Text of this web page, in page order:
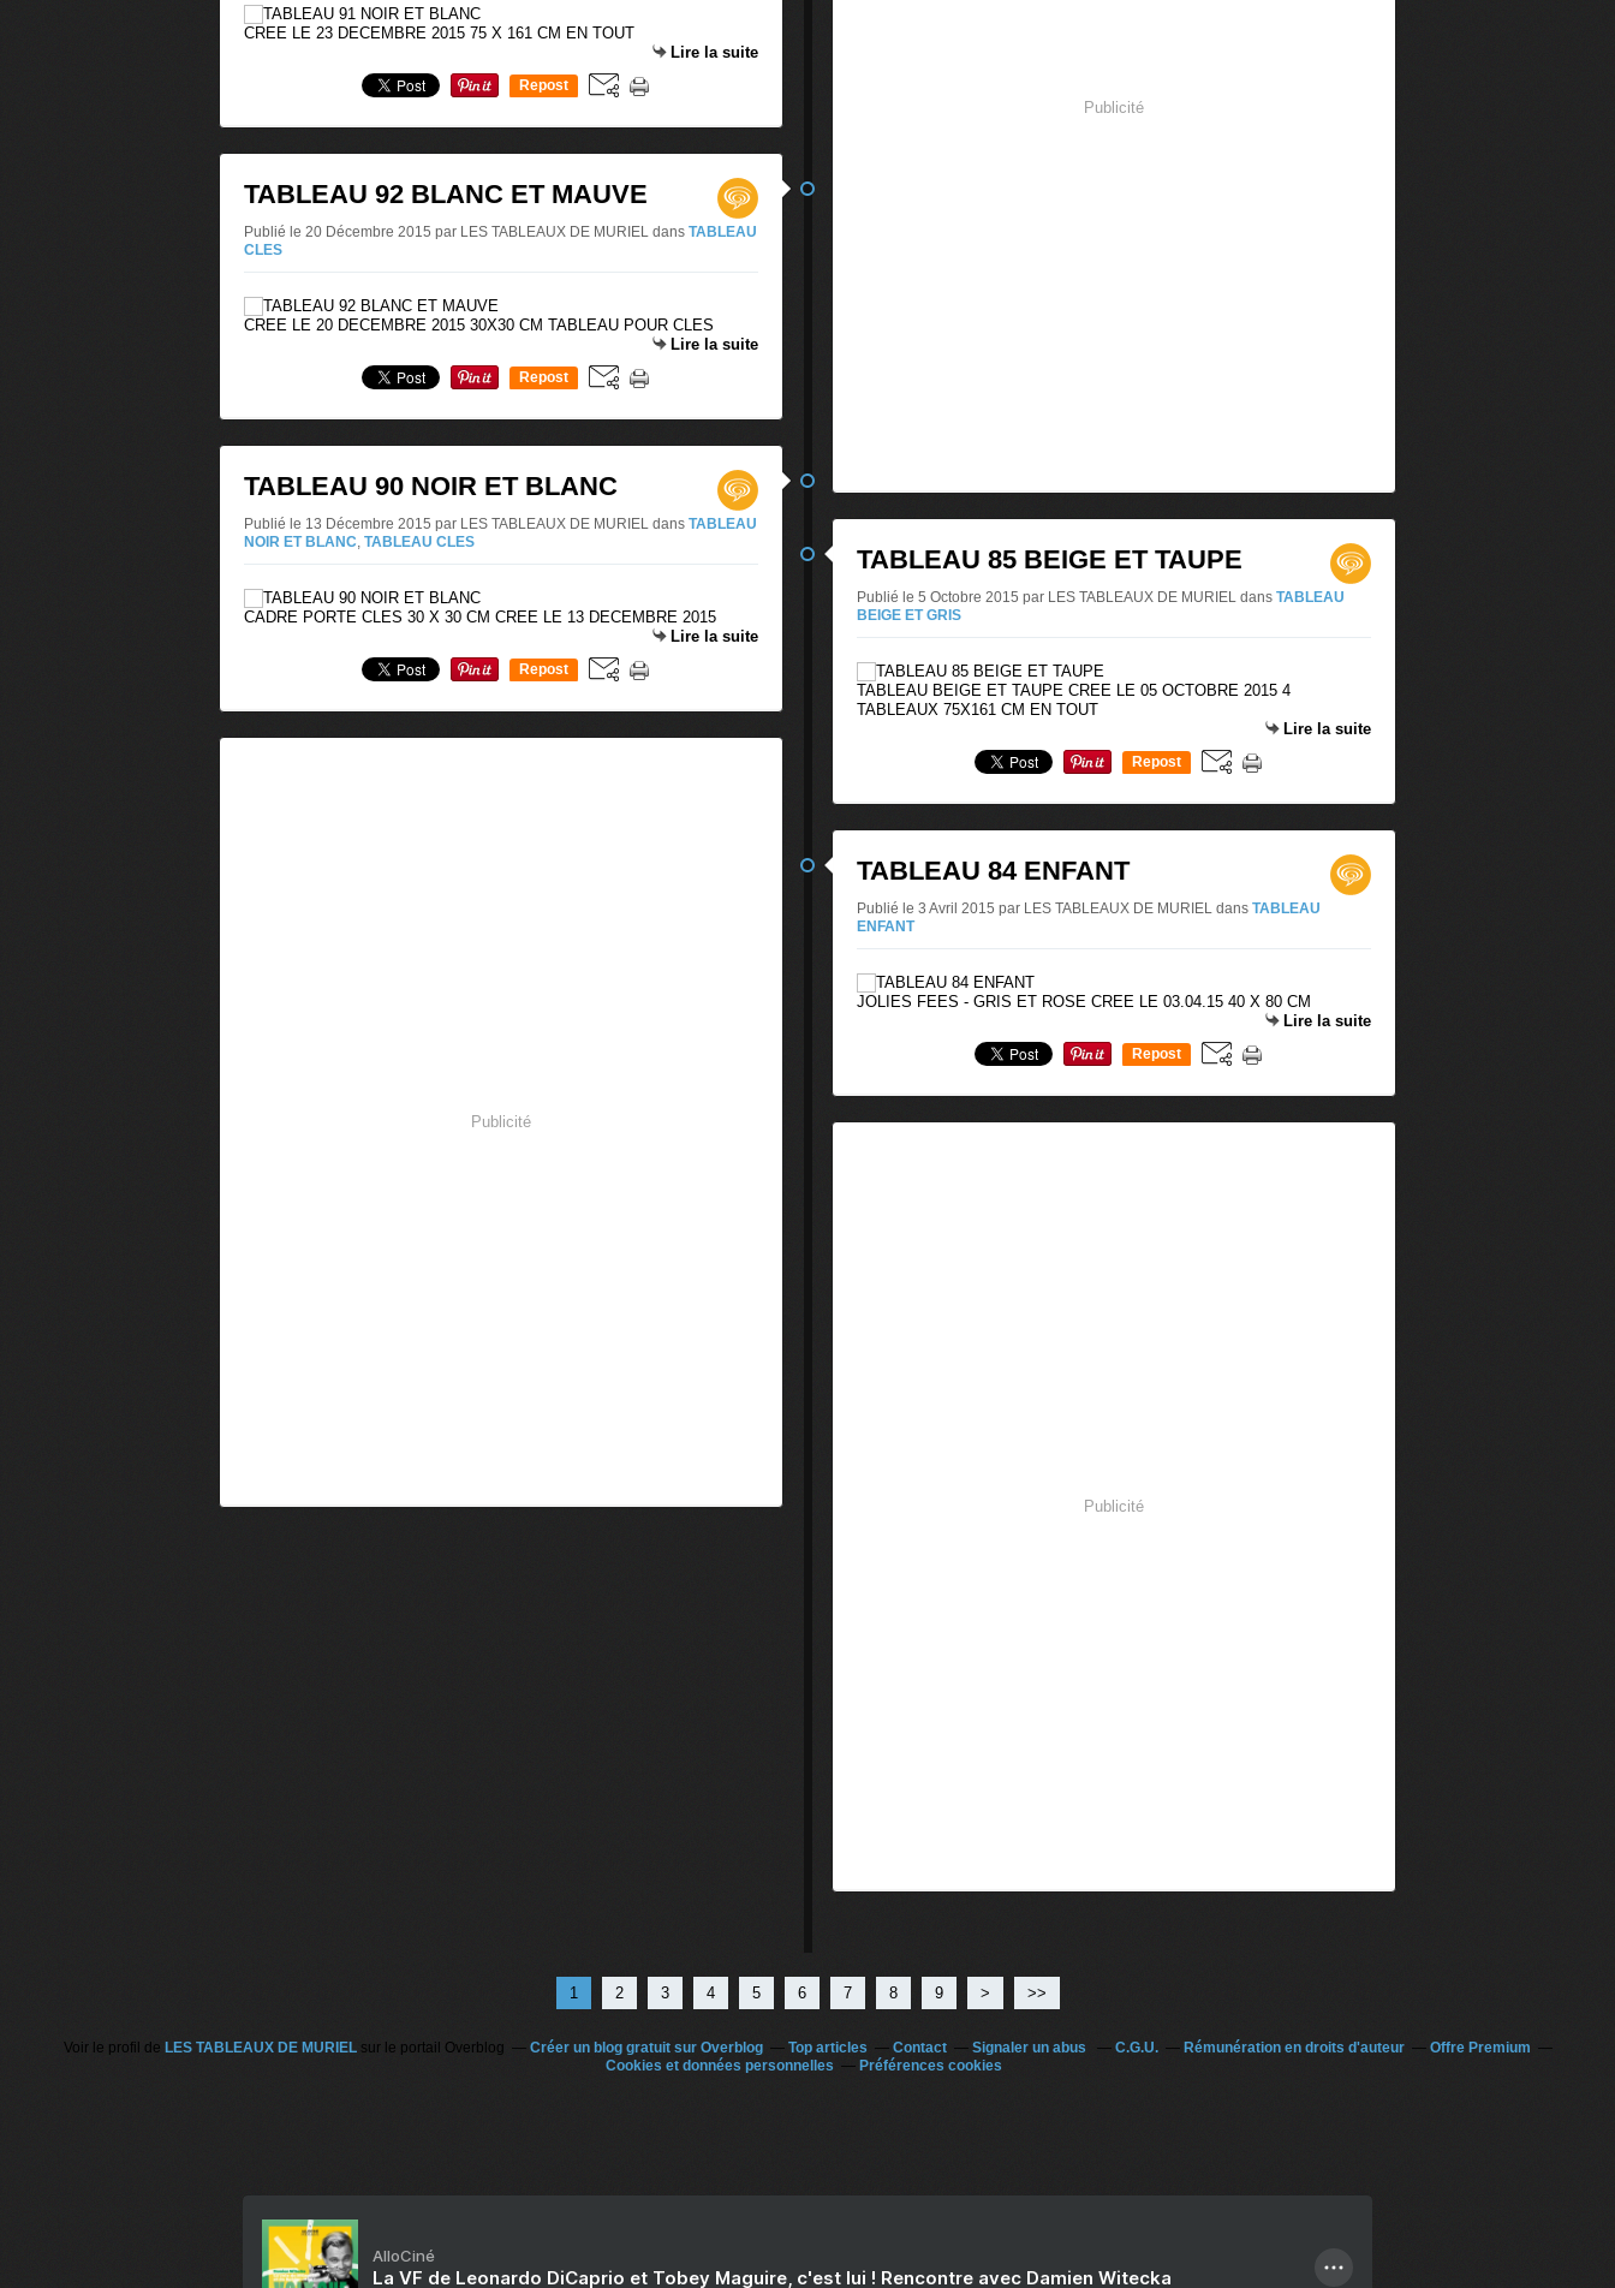
CREE LE 23 DECEMBRE 2015 75 X 161 CM EN TOUT
Lire la suite
Repost
TABLEAU 92 BLANC ET MAUVE
Publié le 20 Décembre 2015 par LES TABLEAUX DE MURIEL dans TABLEAU
CLES
CREE LE 20 DECEMBRE 2015 30X30 CM TABLEAU POUR CLES
Lire la suite
Repost
TABLEAU 90 NOIR ET BLANC
Publié le 13 Décembre 2015 par LES TABLEAUX DE MURIEL dans TABLEAU
NOIR ET BLANC, TABLEAU CLES
CADRE PORTE CLES 30 X 30 CM CREE LE 13 DECEMBRE 2015
Lire la suite
Repost
Publicité
Publicité
TABLEAU 85 BEIGE ET TAUPE
Publié le 5 Octobre 2015 par LES TABLEAUX DE MURIEL dans TABLEAU
BEIGE ET GRIS
TABLEAU BEIGE ET TAUPE CREE LE 05 OCTOBRE 2015 4
TABLEAUX 75X161 CM EN TOUT
Lire la suite
Repost
TABLEAU 84 ENFANT
Publié le 3 Avril 2015 par LES TABLEAUX DE MURIEL dans TABLEAU
ENFANT
JOLIES FEES - GRIS ET ROSE CREE LE 03.04.15 40 X 80 CM
Lire la suite
Repost
Publicité
1 2 3 4 5 6 7 8 9 > >>
Voir le profil de LES TABLEAUX DE MURIELsur le portail Overblog Créer un blog gratuit sur Overblog Top articles Contact Signaler un abus C.G.U. Rémunération en droits d'auteur
Offre Premium
Cookies et données personnelles
Préférences cookies
AlloCiné
La VF de Leonardo DiCaprio et Tobey Maguire, c'est lui ! Rencontre avec Damien Witecka